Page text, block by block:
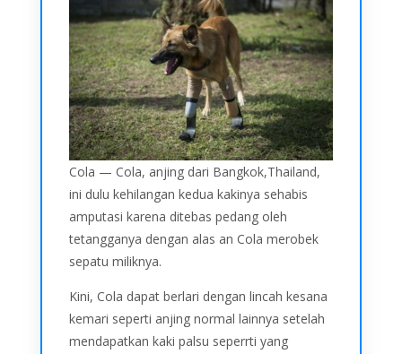
Cola — Cola, anjing dari Bangkok,Thailand,
ini dulu kehilangan kedua kakinya sehabis
amputasi karena ditebas pedang oleh
tetangganya dengan alas an Cola merobek
sepatu miliknya.
Kini, Cola dapat berlari dengan lincah kesana
kemari seperti anjing normal lainnya setelah
mendapatkan kaki palsu seperrti yang